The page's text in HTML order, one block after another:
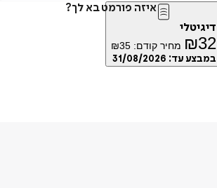
איזה פורמט בא לך?
דיגיטלי
₪32 מחיר קודם: ₪35
במבצע עד: 31/08/2026